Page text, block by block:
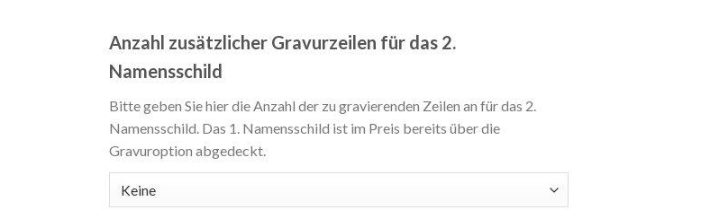
Anzahl zusätzlicher Gravurzeilen für das 2.
Namensschild
Bitte geben Sie hier die Anzahl der zu gravierenden Zeilen an für das 2.
Namensschild. Das 1. Namensschild ist im Preis bereits über die
Gravuroption abgedeckt.